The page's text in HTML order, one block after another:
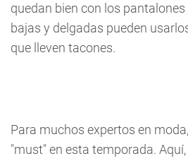
quedan bien con los
bajas y delgadas pueden
que lleven tacones.
Para muchos expertos en
"must" en esta temporada.